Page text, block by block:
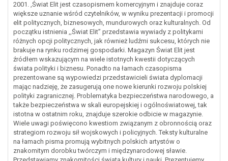
2001. ,Świat Elit jest czasopismem komercyjnym i znajduje coraz
większe uznanie wśród czytelników, w wyniku prezentacji i promocji
elit politycznych, biznesowych, mundurowych oraz kulturalnych. Od
początku istnienia ,,Świat Elit” przedstawia wywiady z politykami
różnych opcji politycznych, jak również ludźmi sukcesu, których nie
brakuje na rynku rodzimej gospodarki. Magazyn Świat Elit jest
źródłem wskazującym na wiele istotnych kwestii dotyczących
świata polityki i biznesu. Ponadto na łamach czasopisma
prezentowane są wypowiedzi przedstawicieli świata dyplomacji
mając nadzieję, że zasugerują one nowe kierunki rozwoju polskiej
polityki zagranicznej. Problematyka bezpieczeństwa narodowego, a
także bezpieczeństwa w skali europejskiej i ogólnoświatowej, tak
istotna w ostatnim roku, znajduje szerokie odbicie w magazynie.
Wiele uwagi poświęcono kwestiom związanym z obronnością oraz
strategiom rozwoju sił wojskowych i policyjnych. Teksty kulturalne
na łamach pisma promują wybitnych polskich artystów o
znakomitym dorobku twórczym i międzynarodowej sławie.